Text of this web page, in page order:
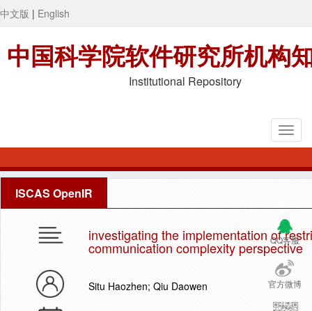
中文版 | English
中国科学院软件研究所机构
Institutional Repository
ISCAS OpenIR
QQ客服
官方微博
investigating the implementation of
communication complexity perspective
Situ Haozhen; Qiu Daowen